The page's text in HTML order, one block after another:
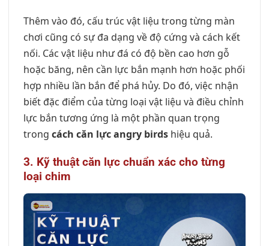
Thêm vào đó, cấu trúc vật liệu trong từng màn
chơi cũng có sự đa dạng về độ cứng và cách kết
nối. Các vật liệu như đá có độ bền cao hơn gỗ
hoặc băng, nên cần lực bắn mạnh hơn hoặc phối
hợp nhiều lần bắn để phá hủy. Do đó, việc nhận
biết đặc điểm của từng loại vật liệu và điều chỉnh
lực bắn tương ứng là một phần quan trọng
trong cách căn lực angry birds hiệu quả.
3. Kỹ thuật căn lực chuẩn xác cho từng
loại chim